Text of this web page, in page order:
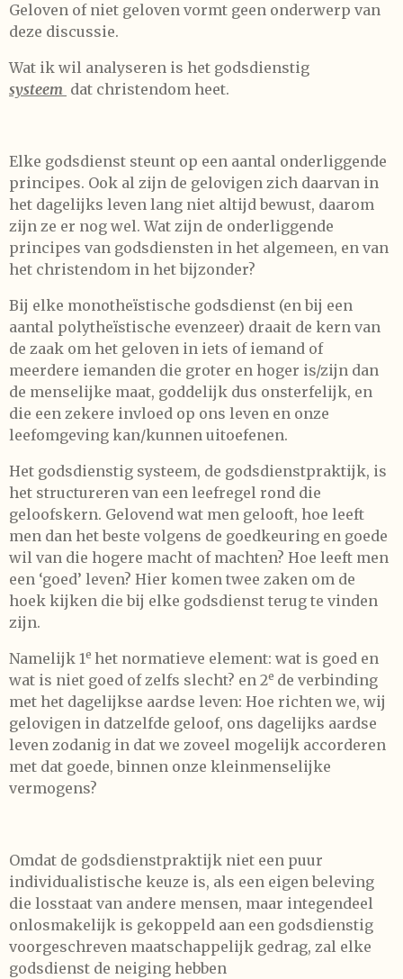
Geloven of niet geloven vormt geen onderwerp van
deze discussie.
Wat ik wil analyseren is het godsdienstig
systeem dat christendom heet.
Elke godsdienst steunt op een aantal onderliggende
principes. Ook al zijn de gelovigen zich daarvan in
het dagelijks leven lang niet altijd bewust, daarom
zijn ze er nog wel. Wat zijn de onderliggende
principes van godsdiensten in het algemeen, en van
het christendom in het bijzonder?
Bij elke monotheïstische godsdienst (en bij een
aantal polytheïstische evenzeer) draait de kern van
de zaak om het geloven in iets of iemand of
meerdere iemanden die groter en hoger is/zijn dan
de menselijke maat, goddelijk dus onsterfelijk, en
die een zekere invloed op ons leven en onze
leefomgeving kan/kunnen uitoefenen.
Het godsdienstig systeem, de godsdienstpraktijk, is
het structureren van een leefregel rond die
geloofskern. Gelovend wat men gelooft, hoe leeft
men dan het beste volgens de goedkeuring en goede
wil van die hogere macht of machten? Hoe leeft men
een ‘goed’ leven? Hier komen twee zaken om de
hoek kijken die bij elke godsdienst terug te vinden
zijn.
Namelijk 1e het normatieve element: wat is goed en
wat is niet goed of zelfs slecht? en 2e de verbinding
met het dagelijkse aardse leven: Hoe richten we, wij
gelovigen in datzelfde geloof, ons dagelijks aardse
leven zodanig in dat we zoveel mogelijk accorderen
met dat goede, binnen onze kleinmenselijke
vermogens?
Omdat de godsdienstpraktijk niet een puur
individualistische keuze is, als een eigen beleving
die losstaat van andere mensen, maar integendeel
onlosmakelijk is gekoppeld aan een godsdienstig
voorgeschreven maatschappelijk gedrag, zal elke
godsdienst de neiging hebben